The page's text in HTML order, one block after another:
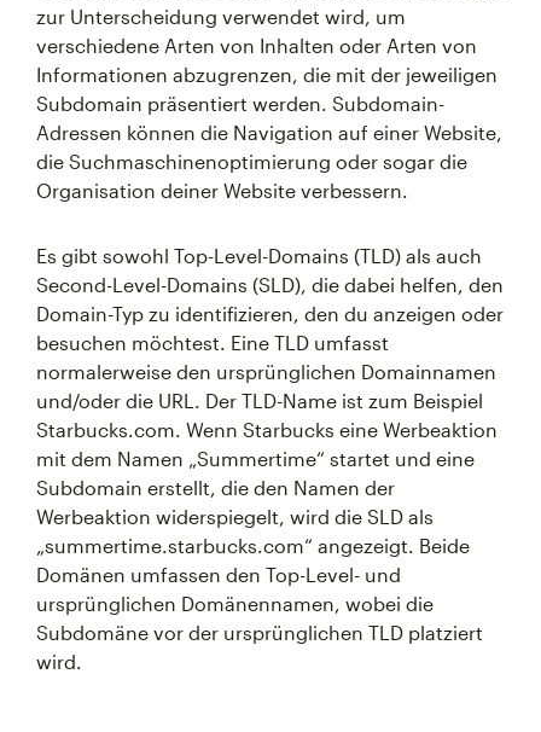
zur Unterscheidung verwendet wird, um
verschiedene Arten von Inhalten oder Arten von
Informationen abzugrenzen, die mit der jeweiligen
Subdomain präsentiert werden. Subdomain-
Adressen können die Navigation auf einer Website,
die Suchmaschinenoptimierung oder sogar die
Organisation deiner Website verbessern.
Es gibt sowohl Top-Level-Domains (TLD) als auch
Second-Level-Domains (SLD), die dabei helfen, den
Domain-Typ zu identifizieren, den du anzeigen oder
besuchen möchtest. Eine TLD umfasst
normalerweise den ursprünglichen Domainnamen
und/oder die URL. Der TLD-Name ist zum Beispiel
Starbucks.com. Wenn Starbucks eine Werbeaktion
mit dem Namen „Summertime“ startet und eine
Subdomain erstellt, die den Namen der
Werbeaktion widerspiegelt, wird die SLD als
„summertime.starbucks.com“ angezeigt. Beide
Domänen umfassen den Top-Level- und
ursprünglichen Domänennamen, wobei die
Subdomäne vor der ursprünglichen TLD platziert
wird.